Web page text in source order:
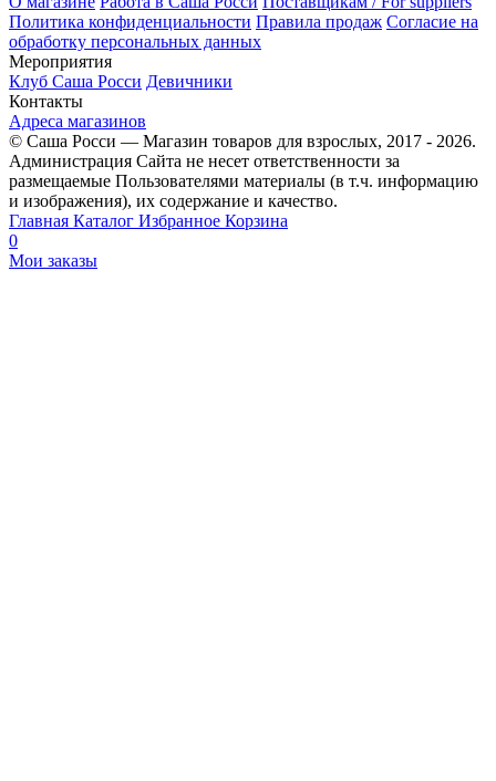
Политика конфиденциальности Правила продаж Согласие на
обработку персональных данных
Мероприятия
Клуб Саша Росси Девичники
Контакты
Адреса магазинов
© Саша Росси — Магазин товаров для взрослых, 2017 - 2026.
Администрация Сайта не несет ответственности за
размещаемые Пользователями материалы (в т.ч. информацию
и изображения), их содержание и качество.
Главная Каталог Избранное Корзина
0
Мои заказы